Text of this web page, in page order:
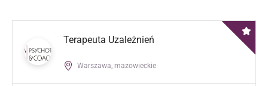
Terapeuta Uzależnień
Warszawa, mazowieckie